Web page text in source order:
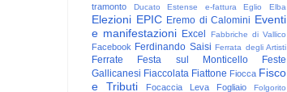
tramonto
Ducato Estense e-fattura Eglio Elba
Elezioni EPIC Eremo di Calomini Eventi
e manifestazioni Excel Fabbriche di Vallico
Facebook Ferdinando Saisi Ferrata degli Artisti
Ferrate Festa sul Monticello
Feste
Gallicanesi Fiaccolata Fiattone Fiocca Fisco
e Tributi
Focaccia Leva Fogliaio Folgorito